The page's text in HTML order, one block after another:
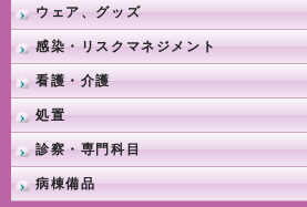
ウェア、グッズ
感染・リスクマネジメント
看護・介護
処置
診察・専門科目
病棟備品